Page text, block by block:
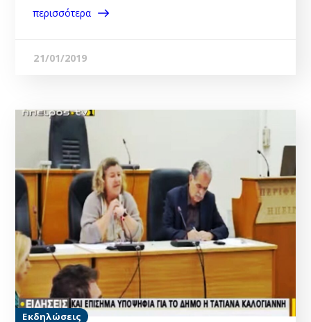
περισσότερα
21/01/2019
Εκδηλώσεις